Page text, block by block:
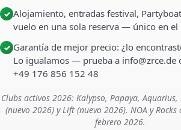
✓ Alojamiento, entradas festival,
vuelo en una sola reserva — único en el
✓ Garantía de mejor precio: ¿lo
Lo igualamos — prueba a info@zrce.de
+49 176 856 152 48
Clubs activos 2026: Kalypso, Papaya,
(nuevo 2026) y Lift (nuevo 2026). NOA y Rocks
febrero 2026.